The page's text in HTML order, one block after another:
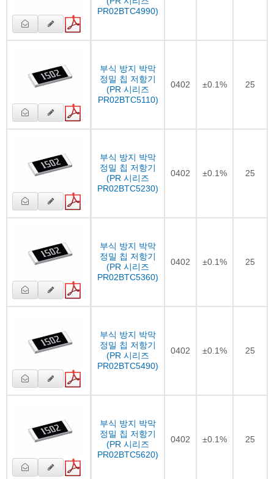
PR02BTC4990)
부식 방지 박막
정밀 칩 저항기
(PR 시리즈
PR02BTC5110)
0402 ±0.1% 25
부식 방지 박막
정밀 칩 저항기
(PR 시리즈
PR02BTC5230)
0402 ±0.1% 25
부식 방지 박막
정밀 칩 저항기
(PR 시리즈
PR02BTC5360)
0402 ±0.1% 25
부식 방지 박막
정밀 칩 저항기
(PR 시리즈
PR02BTC5490)
0402 ±0.1% 25
부식 방지 박막
정밀 칩 저항기
(PR 시리즈
PR02BTC5620)
0402 ±0.1% 25